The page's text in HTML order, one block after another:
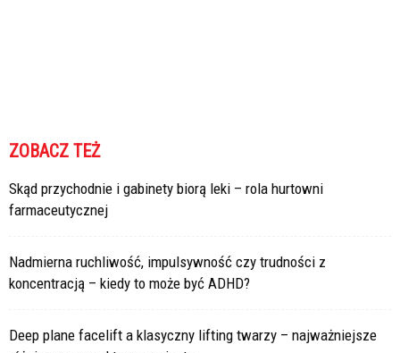
ZOBACZ TEŻ
Skąd przychodnie i gabinety biorą leki – rola hurtowni
farmaceutycznej
Nadmierna ruchliwość, impulsywność czy trudności z
koncentracją – kiedy to może być ADHD?
Deep plane facelift a klasyczny lifting twarzy – najważniejsze